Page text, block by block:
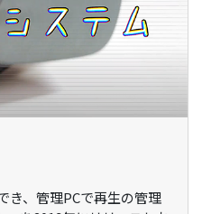
き、管理PCで再生の管理